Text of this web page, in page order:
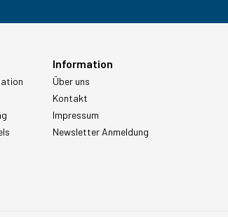
Information
Über uns
Kontakt
Impressum
Newsletter Anmeldung